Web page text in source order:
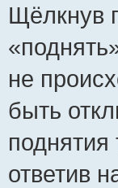
Щёлкнув
не
быть
ответив